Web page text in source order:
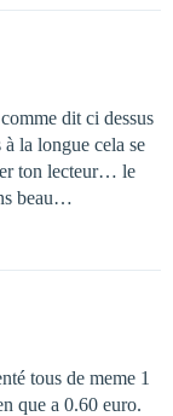
dit ci dessus
la longue cela se
ton lecteur… le
beau…
tous de meme 1
que a 0.60 euro.